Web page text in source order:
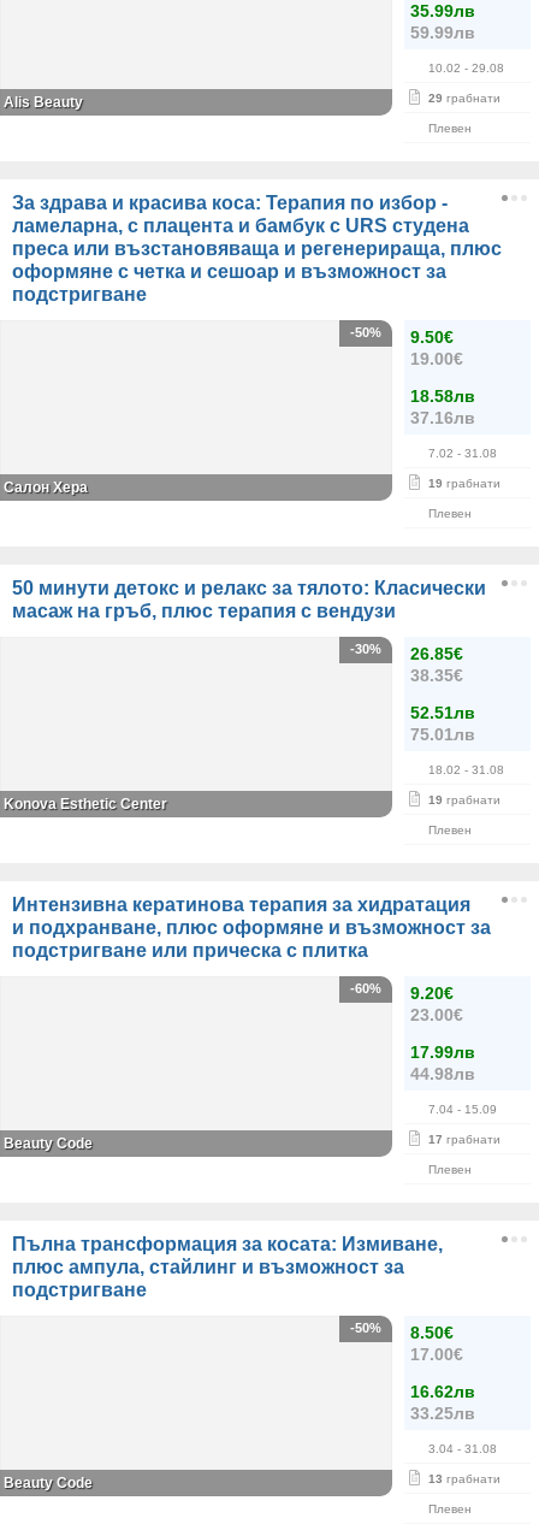
35.99лв
59.99лв
10.02 - 29.08
29 грабнати
Плевен
Alis Beauty
За здрава и красива коса: Терапия по избор -
ламеларна, с плацента и бамбук с URS студена
преса или възстановяваща и регенерираща, плюс
оформяне с четка и сешоар и възможност за
подстригване
9.50€
19.00€
18.58лв
37.16лв
7.02 - 31.08
19 грабнати
Плевен
-50%
Салон Хера
50 минути детокс и релакс за тялото: Класически
масаж на гръб, плюс терапия с вендузи
26.85€
38.35€
52.51лв
75.01лв
18.02 - 31.08
19 грабнати
Плевен
-30%
Konova Esthetic Center
Интензивна кератинова терапия за хидратация
и подхранване, плюс оформяне и възможност за
подстригване или прическа с плитка
9.20€
23.00€
17.99лв
44.98лв
7.04 - 15.09
17 грабнати
Плевен
-60%
Вeauty Code
Пълна трансформация за косата: Измиване,
плюс ампула, стайлинг и възможност за
подстригване
8.50€
17.00€
16.62лв
33.25лв
3.04 - 31.08
13 грабнати
Плевен
-50%
Вeauty Code